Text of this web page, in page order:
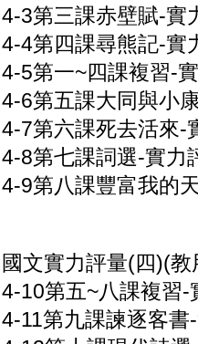
4-3第三課赤壁賦-實
4-4第四課尋熊記-實
4-5第一~四課複習-
4-6第五課大同與小
4-7第六課死去活來-
4-8第七課詞選-實力
4-9第八課豐富我的
國文實力評量(四)(教
4-10第五~八課複習-
4-11第九課諫逐客